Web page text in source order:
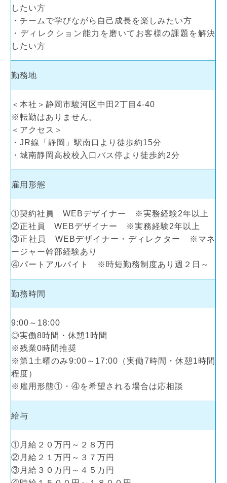
したい方
・チームで学びながら自己成長を楽しみたい方
・ディレクション能力を磨いてお客様の課題を解決
したい方
勤務地
＜本社＞静岡市駿河区中田2丁目4-40
※転勤はありません。
＜アクセス＞
・JR線「静岡」駅南口より徒歩約15分
・城南静岡高校校入口バス停より徒歩約2分
雇用形態
①契約社員 WEBデザイナー ※実務経験2年以上
②正社員 WEBデザイナー ※実務経験2年以上
③正社員 WEBデザイナー・ディレクター ※マネ
ージャー幹部経験あり
④パートアルバイト ※時短勤務制度あり週２日～
勤務時間
9:00～18:00
◎実働8時間・休憩1時間
※残業0時間推奨
※第1土曜のみ9:00～17:00（実働7時間・休憩1時間
程度）
※雇用形態①・④を希望される場合は応相談
給与
①月給２０万円～２８万円
②月給２１万円～３７万円
③月給３０万円～４５万円